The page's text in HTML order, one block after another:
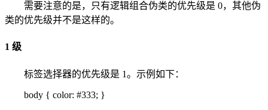
需要注意的是，只有逻辑组合伪类的优先级是 0，其他伪
类的优先级并不是这样的。
1 级
标签选择器的优先级是 1。示例如下：
body { color: #333; }